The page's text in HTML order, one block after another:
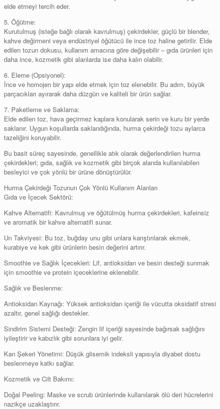
elde etmeyi tercih eder.
5. Öğütme:
Kurutulmuş (isteğe bağlı olarak kavrulmuş) çekirdekler, güçlü bir blender,
kahve değirmeni veya endüstriyel öğütücü ile ince toz haline getirilir. Elde
edilen tozun dokusu, kullanım amacına göre değişebilir – gıda ürünleri için
daha ince, kozmetik gibi alanlarda ise daha kalın olabilir.
6. Eleme (Opsiyonel):
İnce ve homojen bir yapı elde etmek için toz elenebilir. Bu adım, büyük
parçacıkları ayırarak daha düzgün ve kaliteli bir ürün sağlar.
7. Paketleme ve Saklama:
Elde edilen toz, hava geçirmez kaplara konularak serin ve kuru bir yerde
saklanır. Uygun koşullarda saklandığında, hurma çekirdeği tozu aylarca
tazeliğini koruyabilir.
Bu basit süreç sayesinde, genellikle atık olarak değerlendirilen hurma
çekirdekleri; gıda, sağlık ve kozmetik gibi birçok alanda kullanılabilen
besleyici ve çok yönlü bir ürüne dönüştürülür.
Hurma Çekirdeği Tozunun Çok Yönlü Kullanım Alanları
Gıda ve İçecek Sektörü:
Kahve Alternatifi: Kavrulmuş ve öğütülmüş hurma çekirdekleri, kafeinsiz
ve aromatik bir kahve alternatifi sunar.
Un Takviyesi: Bu toz, buğday unu gibi unlara karıştırılarak ekmek,
kurabiye ve kek gibi ürünlerin besin değerini artırır.
Smoothie ve Sağlık İçecekleri: Lif, antioksidan ve besin desteği sunmak
için smoothie ve protein içeceklerine eklenebilir.
Sağlık ve Beslenme:
Antioksidan Kaynağı: Yüksek antioksidan içeriği ile vücutta oksidatif stresi
azaltır, genel sağlığı destekler.
Sindirim Sistemi Desteği: Zengin lif içeriği sayesinde bağırsak sağlığını
iyileştirir ve kabızlık gibi sorunlara iyi gelir.
Kan Şekeri Yönetimi: Düşük glisemik indeksli yapısıyla diyabet dostu
beslenmeye katkı sağlar.
Kozmetik ve Cilt Bakımı:
Doğal Peeling: Maske ve scrub ürünlerinde kullanılarak ölü deri hücrelerini
nazikçe uzaklaştırır.